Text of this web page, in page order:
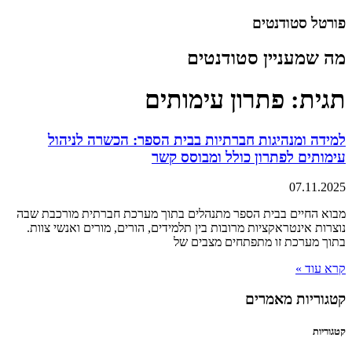
דלג
פורטל סטודנטים
מה שמעניין סטודנטים
תגית: פתרון עימותים
למידה ומנהיגות חברתיות בבית הספר: הכשרה לניהול
עימותים לפתרון כולל ומבוסס קשר
07.11.2025
מבוא החיים בבית הספר מתנהלים בתוך מערכת חברתית מורכבת שבה
נוצרות אינטראקציות מרובות בין תלמידים, הורים, מורים ואנשי צוות.
בתוך מערכת זו מתפתחים מצבים של
קרא עוד »
קטגוריות מאמרים
קטגוריות